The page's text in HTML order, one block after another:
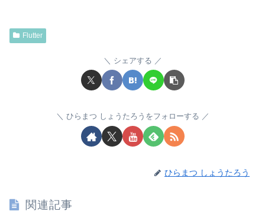
Flutter
シェアする
ひらまつ しょうたろうをフォローする
ひらまつ しょうたろう
関連記事